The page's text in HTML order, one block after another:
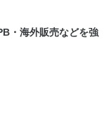
・海外販売などを強